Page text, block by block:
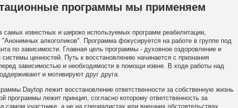
программы мы применяем
самых известных и широко используемых программ реабилитации,
алкоголиков". Программа фокусируется на работе в группе под
по зависимости. Главная цель программы - духовное оздоровление и
ценностей. Путь к восстановлению начинается с признания
зависимостью и необходимости в помощи извне. В ходе работы над
и мотивируют друг друга.
Daytop лежит восстановление ответственности за собственную жизнь
программы лежит принцип, согласно которому ответственность за
самом участнике, а не на специалистах или внешних обстоятельствах.